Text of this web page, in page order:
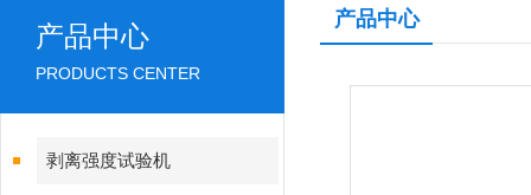
产品中心
PRODUCTS CENTER
剥离强度试验机
产品中心